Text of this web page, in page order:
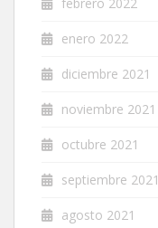
enero 2022
diciembre 2021
noviembre 2021
octubre 2021
septiembre 2021
agosto 2021